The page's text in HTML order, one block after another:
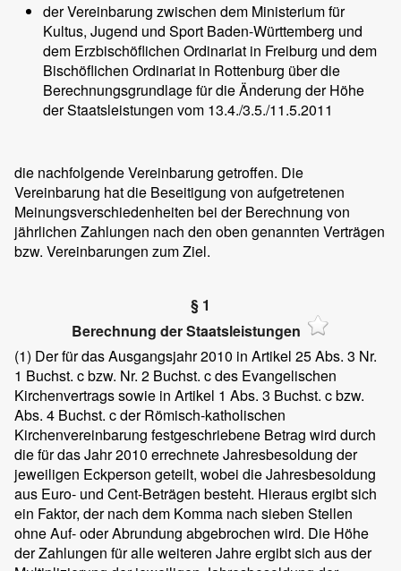
der Vereinbarung zwischen dem Ministerium für
Kultus, Jugend und Sport Baden-Württemberg und
dem Erzbischöflichen Ordinariat in Freiburg und dem
Bischöflichen Ordinariat in Rottenburg über die
Berechnungsgrundlage für die Änderung der Höhe
der Staatsleistungen vom 13.4./3.5./11.5.2011
die nachfolgende Vereinbarung getroffen. Die
Vereinbarung hat die Beseitigung von aufgetretenen
Meinungsverschiedenheiten bei der Berechnung von
jährlichen Zahlungen nach den oben genannten Verträgen
bzw. Vereinbarungen zum Ziel.
§ 1
Berechnung der Staatsleistungen
(1) Der für das Ausgangsjahr 2010 in Artikel 25 Abs. 3 Nr.
1 Buchst. c bzw. Nr. 2 Buchst. c des Evangelischen
Kirchenvertrags sowie in Artikel 1 Abs. 3 Buchst. c bzw.
Abs. 4 Buchst. c der Römisch-katholischen
Kirchenvereinbarung festgeschriebene Betrag wird durch
die für das Jahr 2010 errechnete Jahresbesoldung der
jeweiligen Eckperson geteilt, wobei die Jahresbesoldung
aus Euro- und Cent-Beträgen besteht. Hieraus ergibt sich
ein Faktor, der nach dem Komma nach sieben Stellen
ohne Auf- oder Abrundung abgebrochen wird. Die Höhe
der Zahlungen für alle weiteren Jahre ergibt sich aus der